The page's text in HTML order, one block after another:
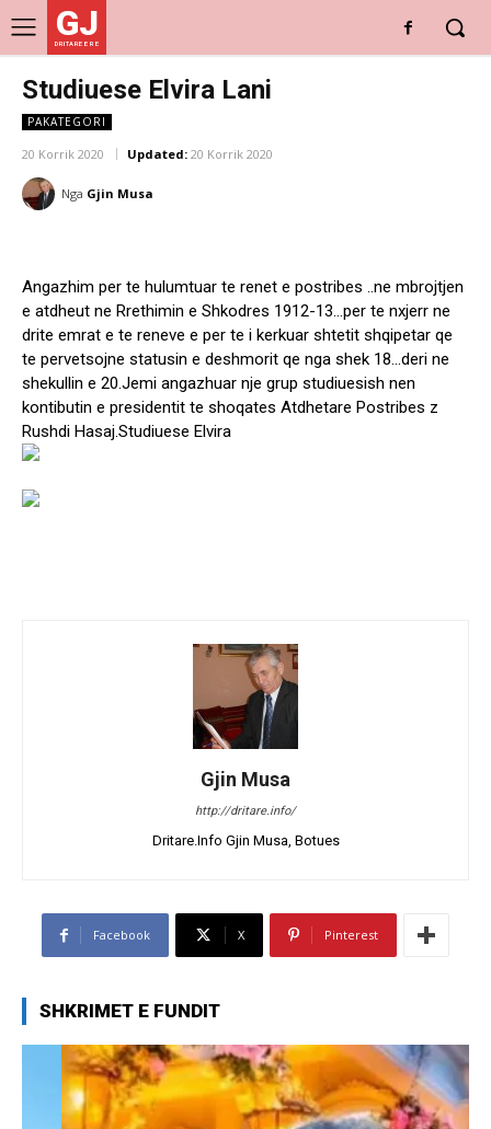
GJ
DRITARE E RE
Studiuese Elvira Lani
PAKATEGORI
20 Korrik 2020 Updated: 20 Korrik 2020
Nga Gjin Musa
Angazhim per te hulumtuar te renet e postribes ..ne mbrojtjen
e atdheut ne Rrethimin e Shkodres 1912-13…per te nxjerr ne
drite emrat e te reneve e per te i kerkuar shtetit shqipetar qe
te pervetsojne statusin e deshmorit qe nga shek 18…deri ne
shekullin e 20.Jemi angazhuar nje grup studiuesish nen
kontibutin e presidentit te shoqates Atdhetare Postribes z
Rushdi Hasaj.Studiuese Elvira
Gjin Musa
http://dritare.info/
Dritare.Info Gjin Musa, Botues
Facebook X Pinterest
SHKRIMET E FUNDIT